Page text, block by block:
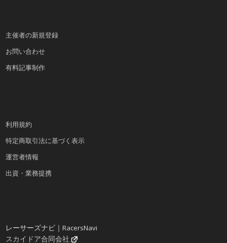
主催者の新規登録
お問い合わせ
有料記事制作
利用規約
特定商取引法に基づく表示
運営者情報
出資・業務提携
レーサーズナビ｜RacersNavi
スカイドア合同会社